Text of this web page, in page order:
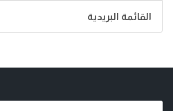
القائمة البريدية